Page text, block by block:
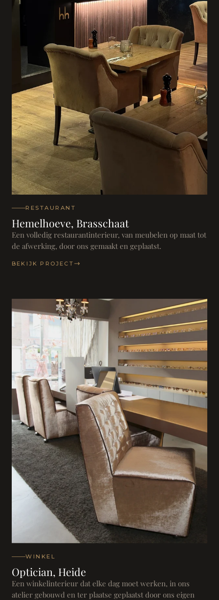
RESTAURANT
Hemelhoeve, Brasschaat
Een volledig restaurantinterieur, van meubelen op maat tot
de afwerking, door ons gemaakt en geplaatst.
BEKIJK PROJECT
WINKEL
Optician, Heide
Een winkelinterieur dat elke dag moet werken, in ons
atelier gebouwd en ter plaatse geplaatst door ons eigen